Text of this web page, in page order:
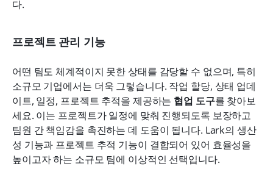
다.
프로젝트 관리 기능
어떤 팀도 체계적이지 못한 상태를 감당할 수 없으며, 특히
소규모 기업에서는 더욱 그렇습니다. 작업 할당, 상태 업데
이트, 일정, 프로젝트 추적을 제공하는 협업 도구를 찾아보
세요. 이는 프로젝트가 일정에 맞춰 진행되도록 보장하고
팀원 간 책임감을 촉진하는 데 도움이 됩니다. Lark의 생산
성 기능과 프로젝트 추적 기능이 결합되어 있어 효율성을
높이고자 하는 소규모 팀에 이상적인 선택입니다.